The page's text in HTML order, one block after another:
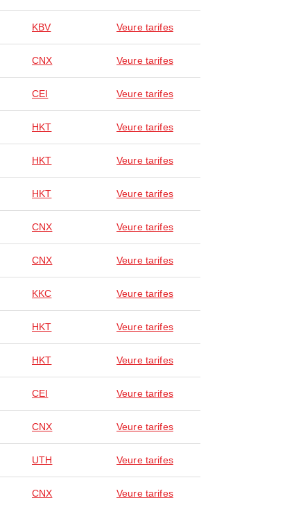
KBV Veure tarifes
CNX Veure tarifes
CEI Veure tarifes
HKT Veure tarifes
HKT Veure tarifes
HKT Veure tarifes
CNX Veure tarifes
CNX Veure tarifes
KKC Veure tarifes
HKT Veure tarifes
HKT Veure tarifes
CEI Veure tarifes
CNX Veure tarifes
UTH Veure tarifes
CNX Veure tarifes